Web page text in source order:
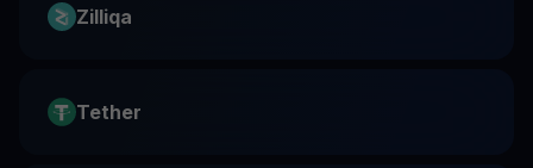
Zilliqa
Tether